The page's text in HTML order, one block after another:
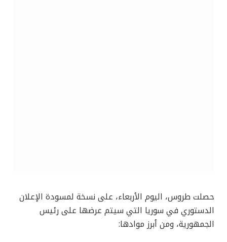
حصلت طروس، اليوم الأربعاء، على نسخة لمسودة الإعلان
الدستوري في سوريا التي سيتم عرضها على رئيس
الجمهورية، ومن أبرز موادها: